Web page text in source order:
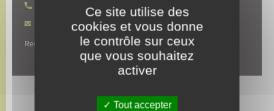
06 83 23 70 25
Contacter par mail
Rencontres jeux, lotos et repas trois fois par an.
Ce site utilise des
cookies et vous donne
le contrôle sur ceux
que vous souhaitez
activer
Tout accepter